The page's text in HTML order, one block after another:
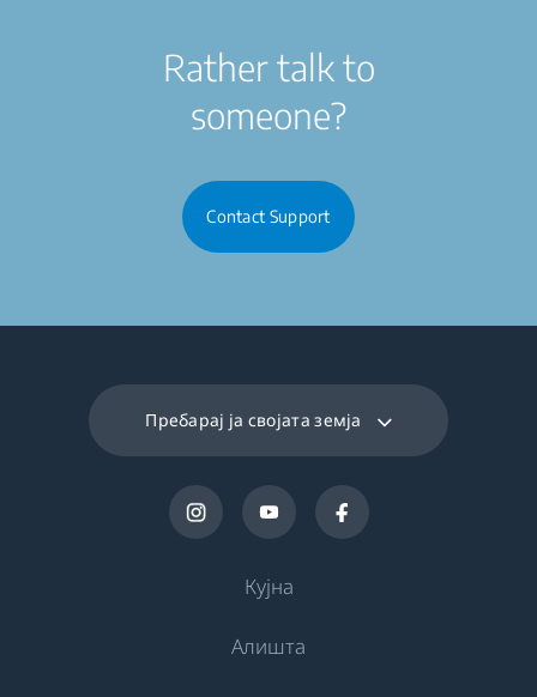
Rather talk to
someone?
Contact Support
Пребарај ја својата земја
Кујна
Алишта